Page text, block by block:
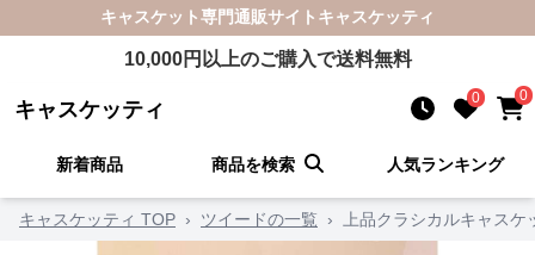
キャスケット専門通販サイト キャスケッティ
10,000円以上のご購入で送料無料
キャスケッティ 0 0
新着商品 商品を検索 人気ランキング
キャスケッティ TOP › ツイードの一覧 › 上品クラシカルキャスケ